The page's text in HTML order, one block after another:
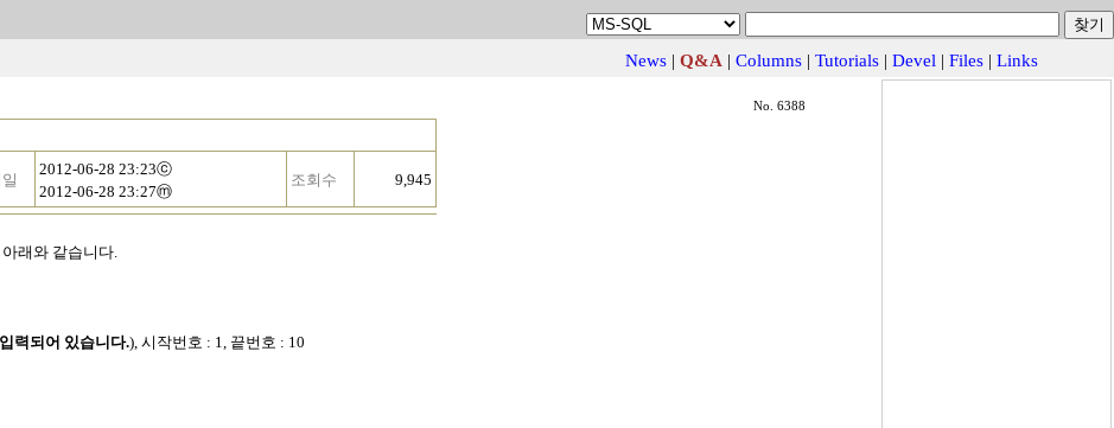
News | Q&A | Columns | Tutorials | Devel | Files | Links
No. 6388
2012-06-28 23:23ⓒ
2012-06-28 23:27ⓜ
조회수 9,945
래와 같습니다.
력되어 있습니다.), 시작번호 : 1, 끝번호 : 10